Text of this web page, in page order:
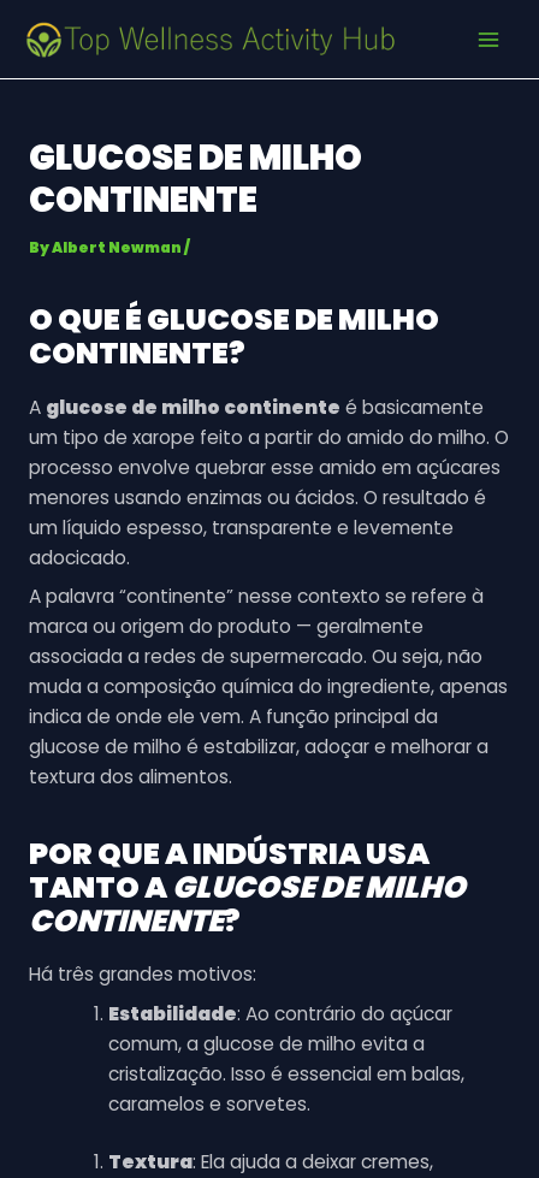
content
GLUCOSE DE MILHO
CONTINENTE
ByAlbert Newman/
O QUE ÉGLUCOSE DE MILHO
CONTINENTE?
A glucose de milho continente é basicamente
um tipo de xarope feito a partir do amido do milho. O
processo envolve quebrar esse amido em açúcares
menores usando enzimas ou ácidos. O resultado é
um líquido espesso, transparente e levemente
adocicado.
A palavra “continente” nesse contexto se refere à
marca ou origem do produto — geralmente
associada a redes de supermercado. Ou seja, não
muda a composição química do ingrediente, apenas
indica de onde ele vem. A função principal da
glucose de milho é estabilizar, adoçar e melhorar a
textura dos alimentos.
POR QUE A INDÚSTRIA USA
TANTO AGLUCOSE DE MILHO
CONTINENTE?
Há três grandes motivos:
Estabilidade: Ao contrário do açúcar
comum, a glucose de milho evita a
cristalização. Isso é essencial em balas,
caramelos e sorvetes.
Textura: Ela ajuda a deixar cremes,
navigation